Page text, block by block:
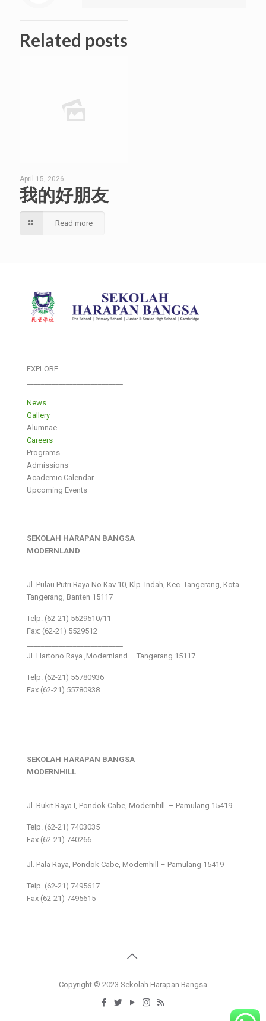
Related posts
April 15, 2026
我的好朋友
Read more
EXPLORE
News
Gallery
Alumnae
Careers
Programs
Admissions
Academic Calendar
Upcoming Events
SEKOLAH HARAPAN BANGSA
MODERNLAND
Jl. Pulau Putri Raya No.Kav 10, Klp. Indah, Kec. Tangerang, Kota
Tangerang, Banten 15117
Telp: (62-21) 5529510/11
Fax: (62-21) 5529512
Jl. Hartono Raya ,Modernland – Tangerang 15117
Telp. (62-21) 55780936
Fax (62-21) 55780938
SEKOLAH HARAPAN BANGSA
MODERNHILL
Jl. Bukit Raya I, Pondok Cabe, Modernhill – Pamulang 15419
Telp. (62-21) 7403035
Fax (62-21) 740266
Jl. Pala Raya, Pondok Cabe, Modernhill – Pamulang 15419
Telp. (62-21) 7495617
Fax (62-21) 7495615
Copyright © 2023 Sekolah Harapan Bangsa